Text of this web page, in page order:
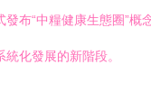
布“中糧健康生態圈”
化發展的新階段。